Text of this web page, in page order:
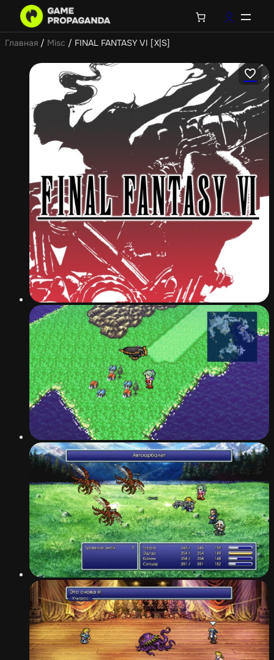
Главная / Misc / FINAL FANTASY VI [X|S]